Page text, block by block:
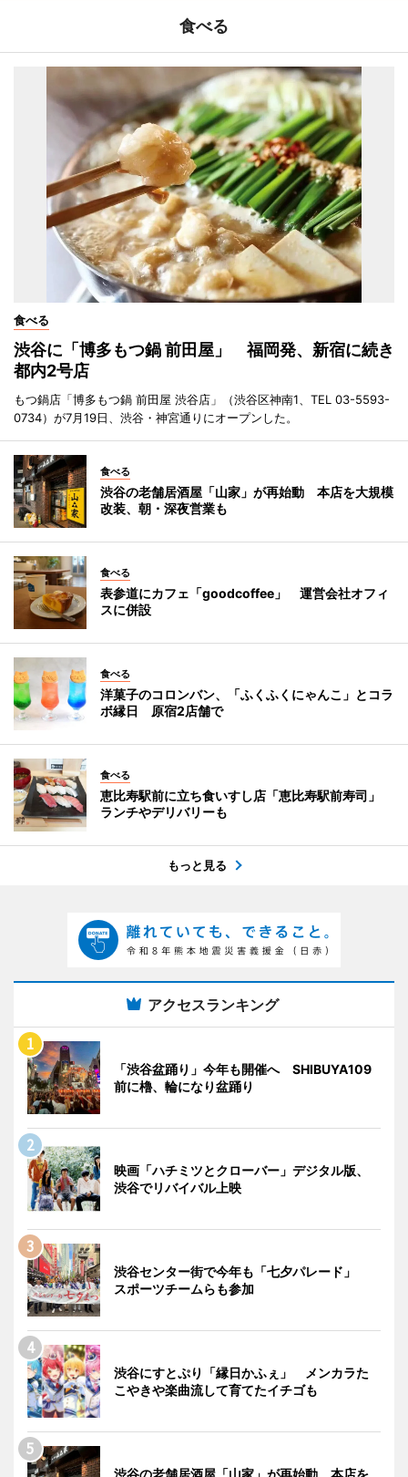
食べる
食べる
渋谷に「博多もつ鍋 前田屋」 福岡発、新宿に続き
都内2号店
もつ鍋店「博多もつ鍋 前田屋 渋谷店」（渋谷区神南1、TEL 03-5593-
0734）が7月19日、渋谷・神宮通りにオープンした。
食べる
渋谷の老舗居酒屋「山家」が再始動 本店を大規模
改装、朝・深夜営業も
食べる
表参道にカフェ「goodcoffee」 運営会社オフィ
スに併設
食べる
洋菓子のコロンバン、「ふくふくにゃんこ」とコラ
ボ縁日 原宿2店舗で
食べる
恵比寿駅前に立ち食いすし店「恵比寿駅前寿司」
ランチやデリバリーも
もっと見る
アクセスランキング
「渋谷盆踊り」今年も開催へ SHIBUYA109
前に櫓、輪になり盆踊り
映画「ハチミツとクローバー」デジタル版、
渋谷でリバイバル上映
渋谷センター街で今年も「七夕パレード」
スポーツチームらも参加
渋谷にすとぷり「縁日かふぇ」 メンカラた
こやきや楽曲流して育てたイチゴも
渋谷の老舗居酒屋「山家」が再始動 本店を